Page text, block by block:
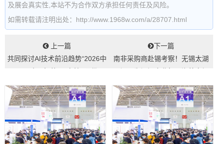
及展会真实性,本站不为合作双方承担任何责任及风险。
如需转载请注明出处：http://www.1968w.com/a/28707.html
上一篇
共同探讨AI技术前沿趋势“2026中
下一篇
南非采购商赴锡考察！无锡太湖
新通道...